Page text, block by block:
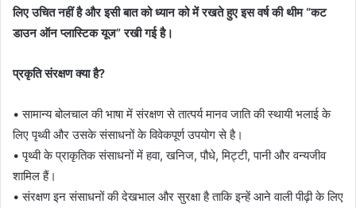
लिए उचित नहीं है और इसी बात को ध्यान को में रखते हुए इस वर्ष की थीम “कट
डाउन ऑन प्लास्टिक यूज” रखी गई है।
प्रकृति संरक्षण क्या है?
• सामान्य बोलचाल की भाषा में संरक्षण से तात्पर्य मानव जाति की स्थायी भलाई के
लिए पृथ्वी और उसके संसाधनों के विवेकपूर्ण उपयोग से है।
• पृथ्वी के प्राकृतिक संसाधनों में हवा, खनिज, पौधे, मिट्टी, पानी और वन्यजीव
शामिल हैं।
• संरक्षण इन संसाधनों की देखभाल और सुरक्षा है ताकि इन्हें आने वाली पीढ़ी के लिए